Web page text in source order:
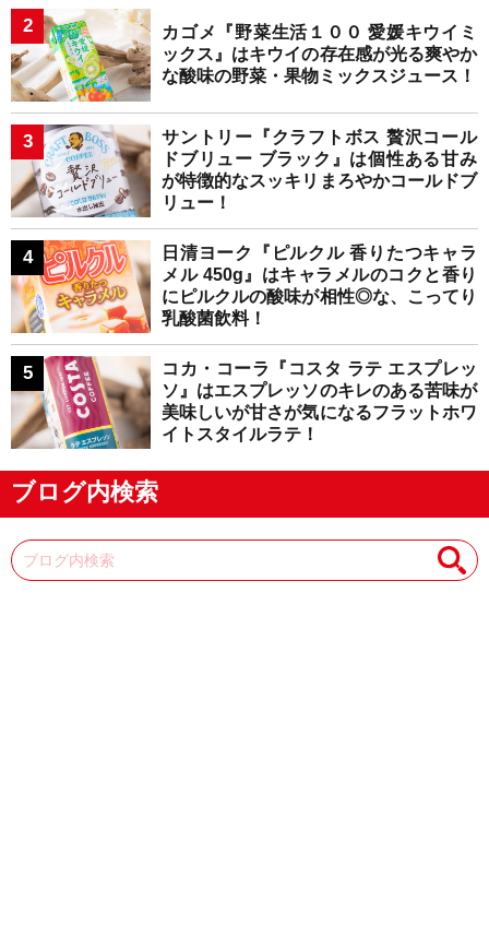
カゴメ『野菜生活１００ 愛媛キウイミ
ックス』はキウイの存在感が光る爽やか
な酸味の野菜・果物ミックスジュース！
サントリー『クラフトボス 贅沢コール
ドブリュー ブラック』は個性ある甘み
が特徴的なスッキリまろやかコールドブ
リュー！
日清ヨーク『ピルクル 香りたつキャラ
メル 450g』はキャラメルのコクと香り
にピルクルの酸味が相性◎な、こってり
乳酸菌飲料！
コカ・コーラ『コスタ ラテ エスプレッ
ソ』はエスプレッソのキレのある苦味が
美味しいが甘さが気になるフラットホワ
イトスタイルラテ！
ブログ内検索